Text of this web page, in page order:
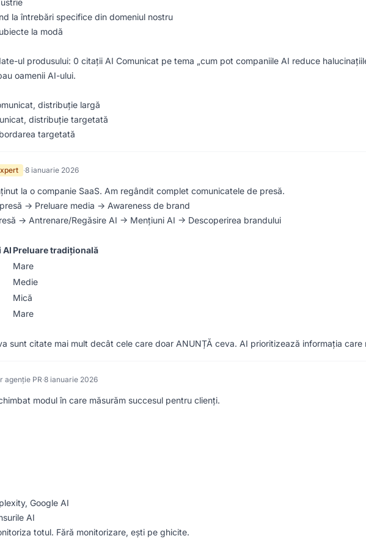
la întrebări specifice din domeniul nostru
la modă
ul produsului: 0 citații AI Comunicat pe tema „cum pot companiile AI reduce
oamenii AI-ului.
distribuție largă
distribuție targetată
targetată
·8 ianuarie 2026
la o companie SaaS. Am regândit complet comunicatele de presă.
→ Preluare media → Awareness de brand
→ Antrenare/Regăsire AI → Mențiuni AI → Descoperirea brandului
AI Preluare tradițională
Mare
Medie
Mică
Mare
sunt citate mai mult decât cele care doar ANUNȚĂ ceva. AI prioritizează informația care
agenție PR·8 ianuarie 2026
modul în care măsurăm succesul pentru clienți.
Google AI
AI
totul. Fără monitorizare, ești pe ghicite.